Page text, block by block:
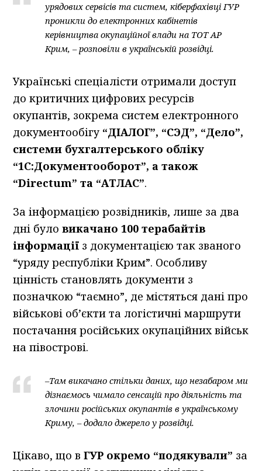
урядових сервісів та систем, кіберфахівці ГУР
проникли до електронних кабінетів
керівництва окупаційної влади на ТОТ АР
Крим, – розповіли в українській розвідці.
Українські спеціалісти отримали доступ
до критичних цифрових ресурсів
окупантів, зокрема систем електронного
документообігу “ДІАЛОГ”, “СЭД”, “Дело”,
системи бухгалтерського обліку
“1С:Документооборот”, а також
“Directum” та “АТЛАС”.
За інформацією розвідників, лише за два
дні буловикачано 100 терабайтів
інформації з документацією так званого
“уряду республіки Крим”. Особливу
цінність становлять документи з
позначкою “таємно”, де містяться дані про
військові об’єкти та логістичні маршрути
постачання російських окупаційних військ
на півострові.
–Там викачано стільки даних, що незабаром ми
дізнаємось чимало сенсацій про діяльність та
злочини російських окупантів в українському
Криму, – додало джерело у розвідці.
Цікаво, що вГУР окремо “подякували” за